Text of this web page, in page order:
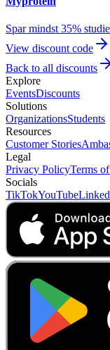
Spar mindst 35%
View discount code
Back to all discounts
Explore
EventsDiscounts
Solutions
OrganizationsStudents
Resources
Customer Stories
Legal
Privacy PolicyTerms
Socials
TikTokYouTube